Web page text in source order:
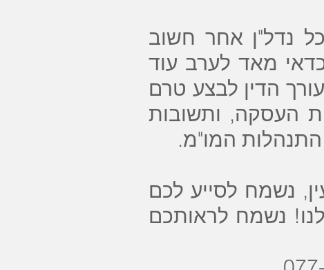
נדל"ן אחר חשוב
מאד לערב עוד
הדין לבצע טרם
העסקה, ותשובות
המו"מ.
נשמח לסייע לכם
נשמח לראותכם